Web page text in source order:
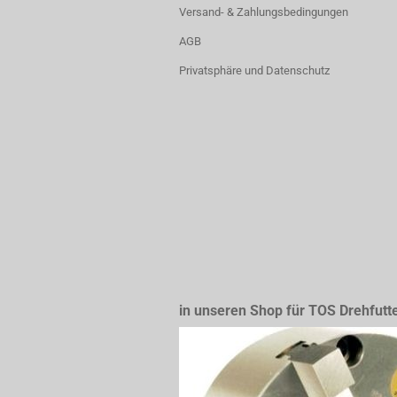
Versand- & Zahlungsbedingungen
AGB
Privatsphäre und Datenschutz
in unseren Shop für TOS